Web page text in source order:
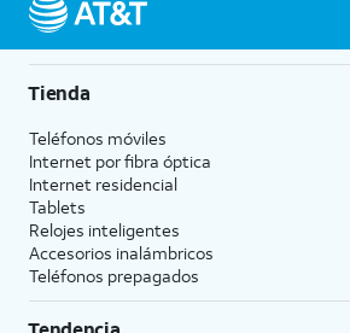
Tienda
Teléfonos móviles
Internet por fibra óptica
Internet residencial
Tablets
Relojes inteligentes
Accesorios inalámbricos
Teléfonos prepagados